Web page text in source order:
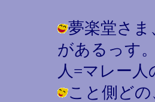
夢楽堂さ
があるっす
人=マレー人
こと側ど